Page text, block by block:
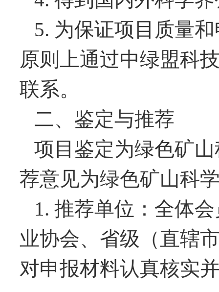
5. 为保证项目质量
原则上通过中绿盟科
联系。
二、鉴定与推荐
项目鉴定为绿色矿
荐意见为绿色矿山科
1. 推荐单位：全体
业协会、省级（直辖
对申报材料认真核实